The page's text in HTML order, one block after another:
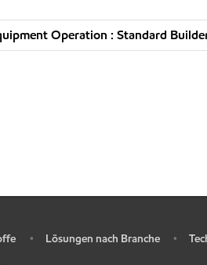
Operation : Standard
• Lösungen nach Branche •